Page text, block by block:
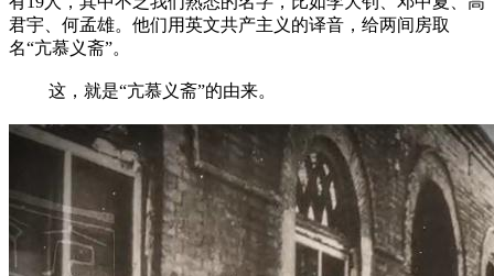
君宇、何孟雄。他们用英文共产主义的译音，给两间房取
名“亢慕义斋”。
这，就是“亢慕义斋”的由来。